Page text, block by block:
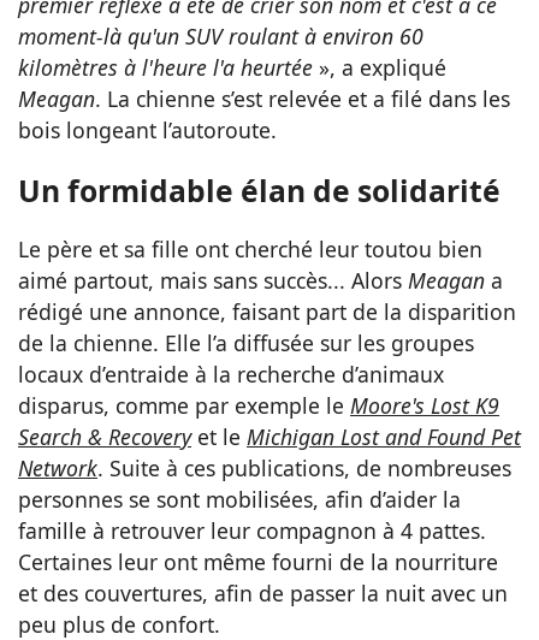
moment-là qu'un SUV roulant à environ 60
kilomètres à l'heure l'a heurtée », a expliqué
Meagan. La chienne s’est relevée et a filé dans les
bois longeant l’autoroute.
Un formidable élan de solidarité
Le père et sa fille ont cherché leur toutou bien
aimé partout, mais sans succès... Alors Meagan a
rédigé une annonce, faisant part de la disparition
de la chienne. Elle l’a diffusée sur les groupes
locaux d’entraide à la recherche d’animaux
disparus, comme par exemple le Moore's Lost K9
Search & Recoveryet le Michigan Lost and Found Pet
Network. Suite à ces publications, de nombreuses
personnes se sont mobilisées, afin d’aider la
famille à retrouver leur compagnon à 4 pattes.
Certaines leur ont même fourni de la nourriture
et des couvertures, afin de passer la nuit avec un
peu plus de confort.